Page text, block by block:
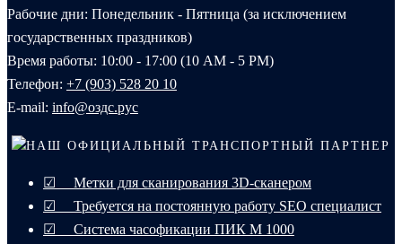
Рабочие дни: Понедельник - Пятница (за исключением
государственных праздников)
Время работы: 10:00 - 17:00 (10 AM - 5 PM)
Телефон: +7 (903) 528 20 10‬
E-mail: info@оздс.рус
НАШ ОФИЦИАЛЬНЫЙ ТРАНСПОРТНЫЙ ПАРТНЕР
☑ Метки для сканирования 3D-сканером
☑ Требуется на постоянную работу SEO специалист
☑ Система часофикации ПИК М 1000